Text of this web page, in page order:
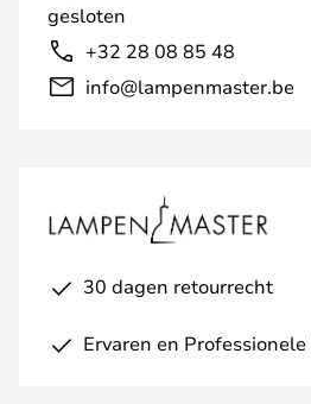
gesloten
+32 28 08 85 48
info@lampenmaster.be
30 dagen retourrecht
Ervaren en